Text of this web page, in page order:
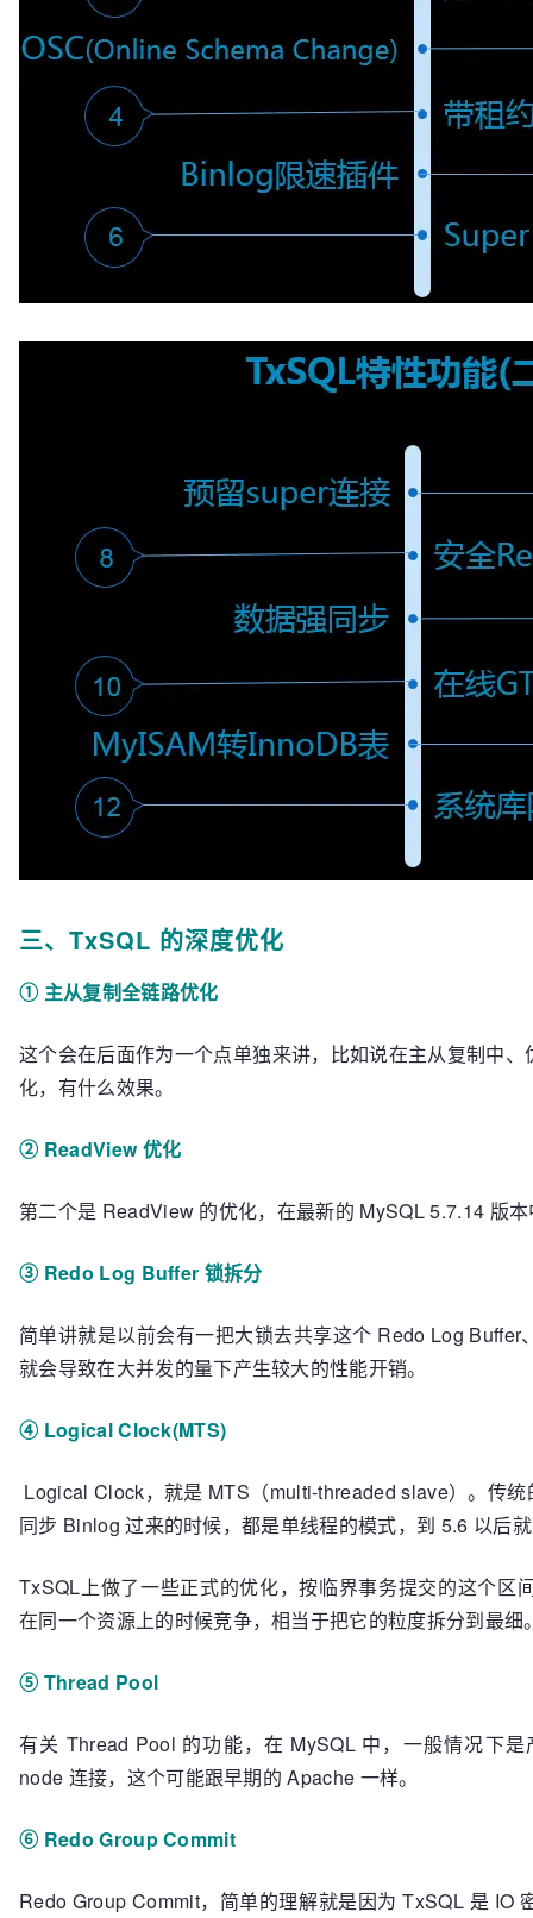
三、TxSQL 的深度优化
① 主从复制全链路优化
这个会在后面作为一个点单独来讲，比如说在主从复制中
化，有什么效果。
② ReadView 优化
第二个是 ReadView 的优化，在最新的 MySQL 5.7.14 版
③ Redo Log Buffer 锁拆分
简单讲就是以前会有一把大锁去共享这个 Redo Log
就会导致在大并发的量下产生较大的性能开销。
④ Logical Clock(MTS)
Logical Clock，就是 MTS（multi-threaded slave）。传
同步 Binlog 过来的时候，都是单线程的模式，到 5.6 以后
TxSQL上做了一些正式的优化，按临界事务提交的这个区
在同一个资源上的时候竞争，相当于把它的粒度拆分到最细
⑤ Thread Pool
有关 Thread Pool 的功能，在 MySQL 中，一般情况下
node 连接，这个可能跟早期的 Apache 一样。
⑥ Redo Group Commit
Redo Group Commit，简单的理解就是因为 TxSQL 是 IO